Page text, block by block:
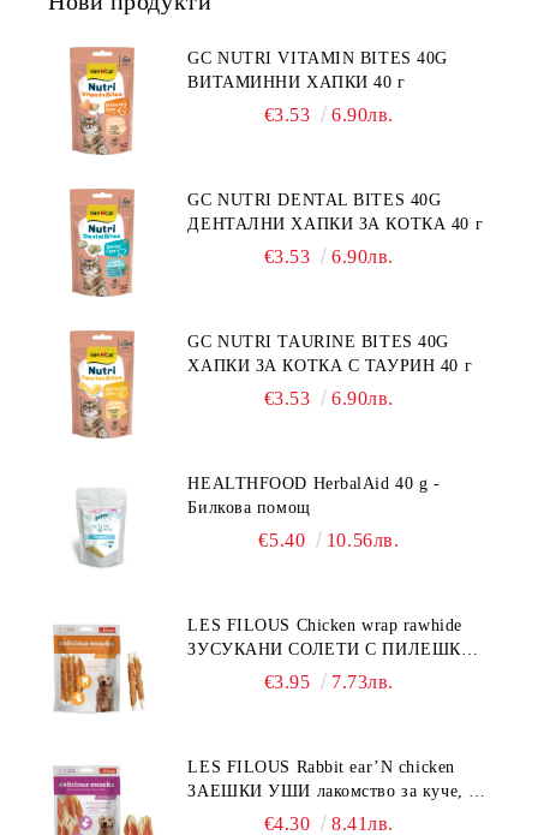
ЗАГУБА НА КОЗИНА".
НЕПОНОСИМОСТТА КЪМ НЯКОИ
СЪСТАВКИ И ХРАНИ
GC NUTRI VITAMIN BITES 40G
ВИТАМИННИ ХАПКИ 40 г
€3.53 6.90лв.
GC NUTRI DENTAL BITES 40G
ДЕНТАЛНИ ХАПКИ ЗА КОТКА 40 г
€3.53 6.90лв.
GC NUTRI TAURINE BITES 40G
ХАПКИ ЗА КОТКА С ТАУРИН 40 г
€3.53 6.90лв.
HEALTHFOOD HerbalAid 40 g -
Билкова помощ
€5.40 10.56лв.
LES FILOUS Chicken wrap rawhide
ЗУСУКАНИ СОЛЕТИ С ПИЛЕШКО,
лакомство за куче, 100 г
€3.95 7.73лв.
LES FILOUS Rabbit ear’N chicken
ЗАЕШКИ УШИ лакомство за куче, 50
€4.30 8.41лв.